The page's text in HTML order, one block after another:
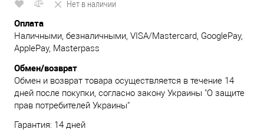
Нет в наличии
Оплата
Наличными, безналичными, VISA/Mastercard, GooglePay,
ApplePay, Masterpass
Обмен/возврат
Обмен и возврат товара осуществляется в течение 14
дней после покупки, согласно закону Украины "О защите
прав потребителей Украины"
Гарантия: 14 дней